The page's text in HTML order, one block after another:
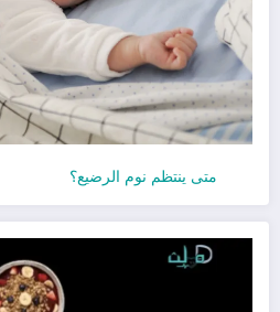
متى ينتظم نوم الرضيع؟